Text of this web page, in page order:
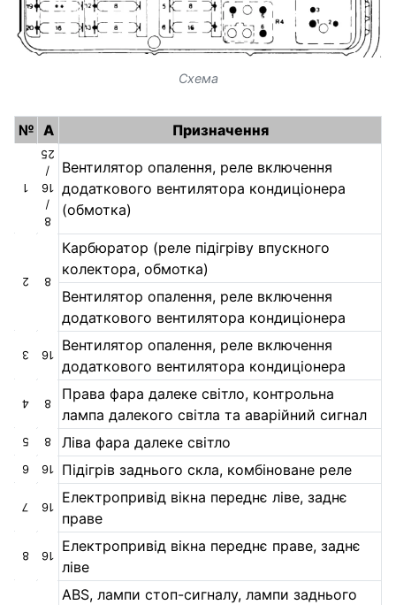
Схема
№ A Призначення
1
8
/
16
/
25
Вентилятор опалення, реле включення
додаткового вентилятора кондиціонера
(обмотка)
2 8
Карбюратор (реле підігріву впускного
колектора, обмотка)
Вентилятор опалення, реле включення
додаткового вентилятора кондиціонера
3 16
Вентилятор опалення, реле включення
додаткового вентилятора кондиціонера
4 8
Права фара далеке світло, контрольна
лампа далекого світла та аварійний сигнал
5 8 Ліва фара далеке світло
6 16 Підігрів заднього скла, комбіноване реле
7 16
Електропривід вікна переднє ліве, заднє
праве
8 16
Електропривід вікна переднє праве, заднє
ліве
ABS, лампи стоп-сигналу, лампи заднього